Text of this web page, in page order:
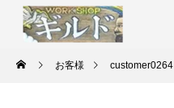
お客様 customer0264